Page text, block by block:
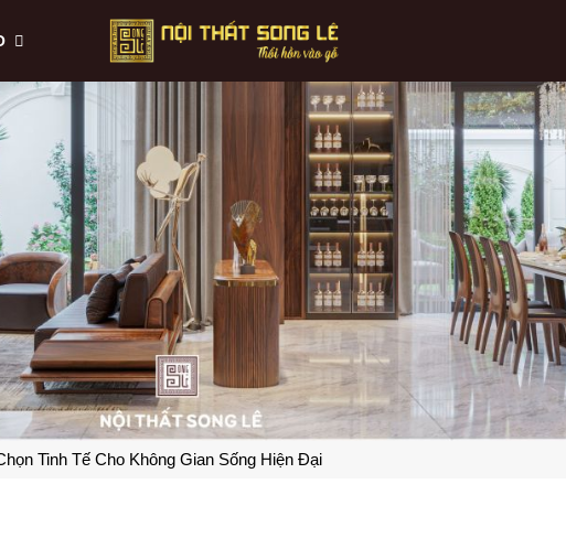
Tinh Tế Cho Không Gian Sống Hiện Đại